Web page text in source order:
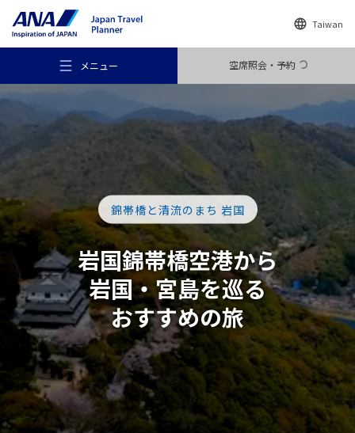
Taiwan
メニュー 空席照会・予約
おすすめの旅
旅のアイデア
行き先
旅のお役立ち情報
ANA サービス
錦帯橋と清流のまち 岩国
岩国錦帯橋空港から
岩国・宮島を巡る
おすすめの旅